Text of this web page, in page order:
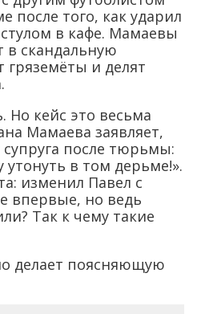
того, как ударил
в кафе. Мамаевы
в скандальную
гряземёты и делят
Но кейс это весьма
Мамаева заявляет,
после тюрьмы:
в том дерьме!».
изменил Павел с
впервые, но ведь
Так к чему такие
делает поясняющую